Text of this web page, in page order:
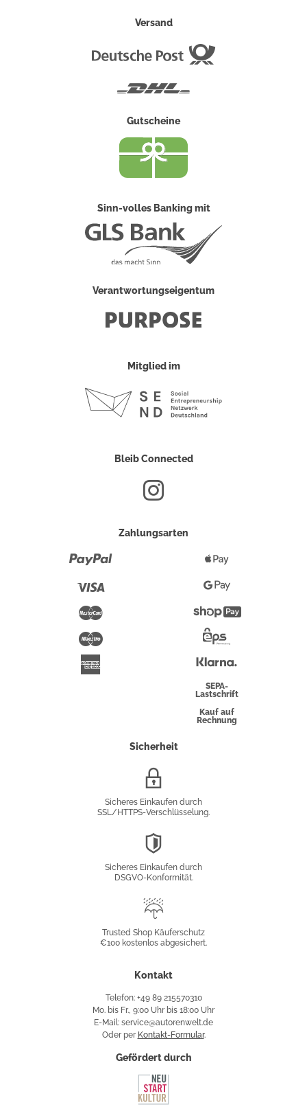
Versand
Gutscheine
Sinn-volles Banking mit
Verantwortungseigentum
Mitglied im
Bleib Connected
Zahlungsarten
Maestro
Pay
Google
Pay
Überweisung
SEPA-
Lastschrift
Kauf auf
Rechnung
Sicherheit
Sicheres Einkaufen durch
SSL/HTTPS-Verschlüsselung.
Sicheres Einkaufen durch
DSGVO-Konformität.
Käuferschutz
Trusted Shop Käuferschutz
€100 kostenlos abgesichert.
Kontakt
Telefon: +49 89 215570310
Mo. bis Fr., 9:00 Uhr bis 18:00 Uhr
E-Mail: service@autorenwelt.de
Oder per Kontakt-Formular.
Gefördert durch